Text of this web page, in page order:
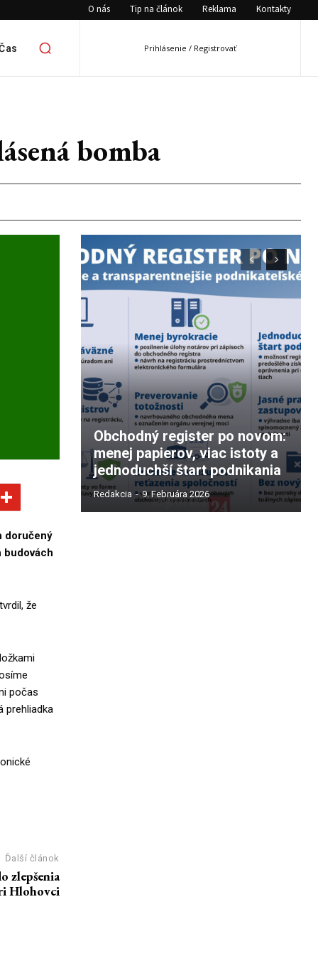
O nás Tip na článok Reklama Kontakty
Prihlásenie / Registrovať
bomba
doručený
budovách
že
počas
prehliadka
Obchodný register po novom:
menej papierov, viac istoty a
jednoduchší štart podnikania
Redakcia - 9. Februára 2026
Ďalší článok
zlepšenia
Hlohovci